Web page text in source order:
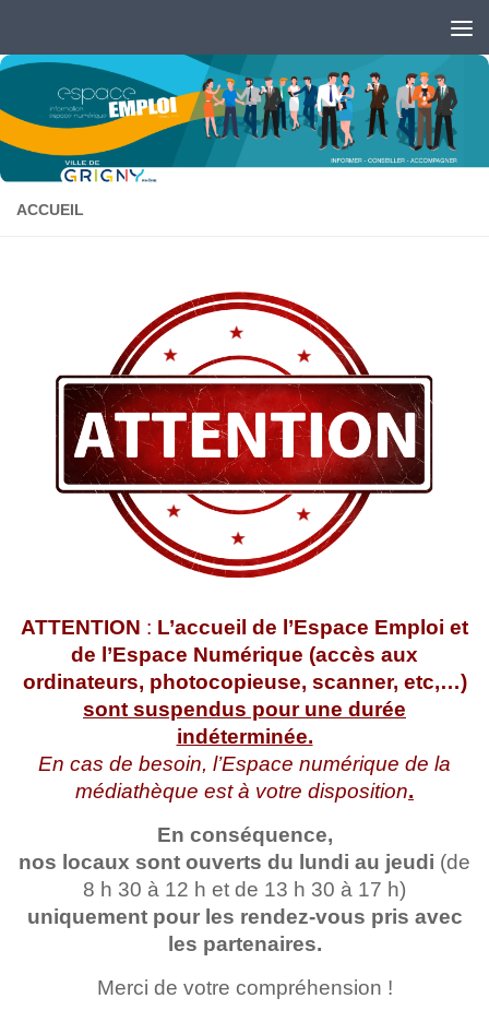
Ouvrir la barre d’outils
ACCUEIL
ATTENTION : L’accueil de l’Espace Emploi et
de l’Espace Numérique (accès aux
ordinateurs, photocopieuse, scanner, etc,…)
sont suspendus pour une durée
indéterminée.
En cas de besoin, l’Espace numérique de la
médiathèque est à votre disposition.
En conséquence,
nos locaux sont ouverts du lundi au jeudi (de
8 h 30 à 12 h et de 13 h 30 à 17 h)
uniquement pour les rendez-vous pris avec
les partenaires.
Merci de votre compréhension !